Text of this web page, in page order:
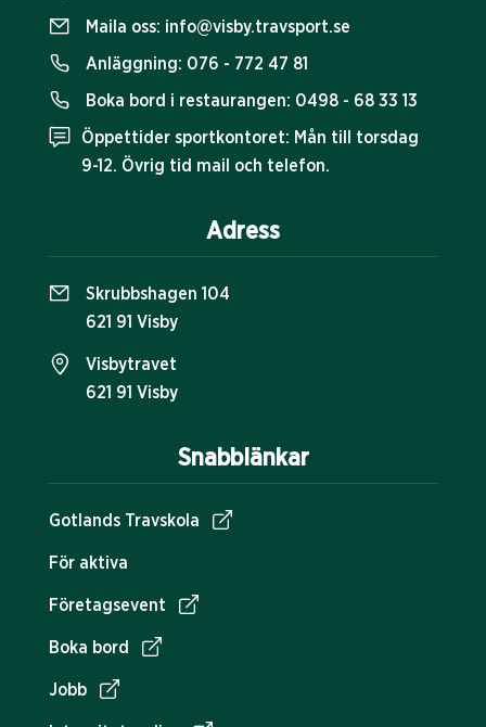
Snabblänkar
Gotlands Travskola
För aktiva
Företagsevent
Boka bord
Jobb
Maila oss: info@visby.travsport.se
Anläggning: 076 - 772 47 81
Boka bord i restaurangen: 0498 - 68 33 13
Öppettider sportkontoret: Mån till torsdag
9-12. Övrig tid mail och telefon.
Adress
Skrubbshagen 104
621 91 Visby
Visbytravet
621 91 Visby